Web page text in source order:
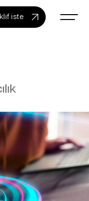
iste